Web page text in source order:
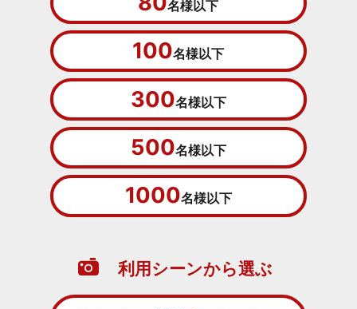
名様以下
100名様以下
300名様以下
500名様以下
1000名様以下
利用シーンから選ぶ